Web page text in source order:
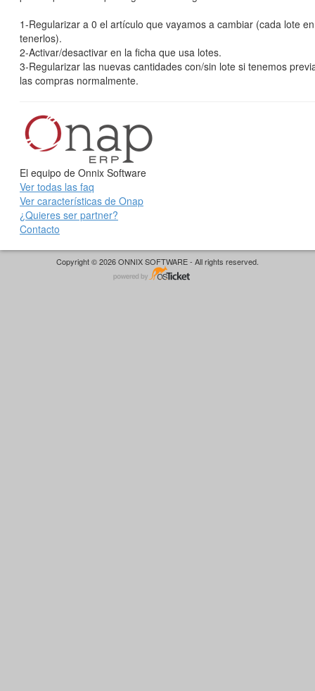
1-Regularizar a 0 el artículo que vayamos a cambiar (cada lote
tenerlos).
2-Activar/desactivar en la ficha que usa lotes.
3-Regularizar las nuevas cantidades con/sin lote si tenemos
las compras normalmente.
El equipo de Onnix Software
Ver todas las faq
Ver características de Onap
¿Quieres ser partner?
Contacto
Copyright © 2026 ONNIX SOFTWARE - All rights reserved.